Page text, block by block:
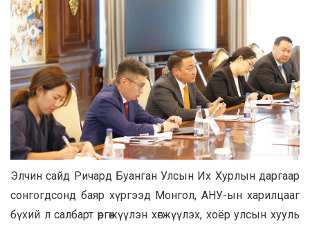
Элчин сайд Ричард Буанган Улсын Их Хурлын даргаар
сонгогдсонд баяр хүргээд Монгол, АНУ-ын харилцааг
бүхий л салбарт өргөжүүлэн хөгжүүлэх, хоёр улсын хууль